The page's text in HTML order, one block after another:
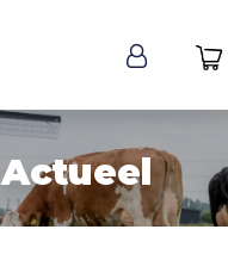
Actueel